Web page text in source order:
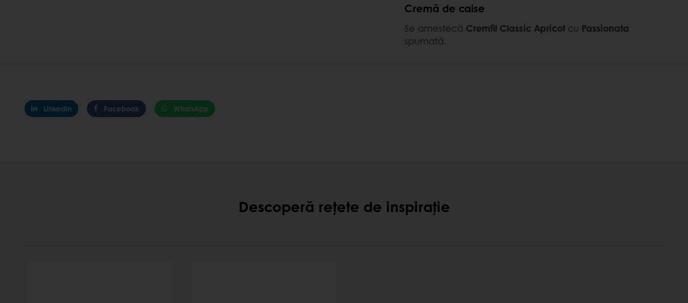
Cremă de caise
Se amestecă Cremfil Classic Apricot cu Passionata
spumată.
LinkedIn Facebook WhatsApp
Descoperă rețete de inspirație